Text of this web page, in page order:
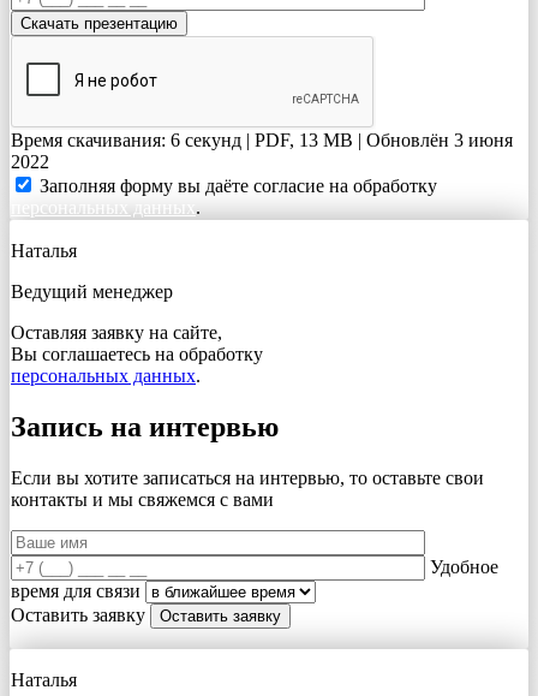
Время скачивания: 6 секунд | PDF, 13 MB | Обновлён 3 июня
2022
Заполняя форму вы даёте согласие на обработку
персональных данных .
Наталья
Ведущий менеджер
Оставляя заявку на сайте,
Вы соглашаетесь на обработку
персональных данных.
Запись на интервью
Если вы хотите записаться на интервью, то оставьте свои
контакты и мы свяжемся с вами
Удобное
время для связи
Оставить заявку
Наталья